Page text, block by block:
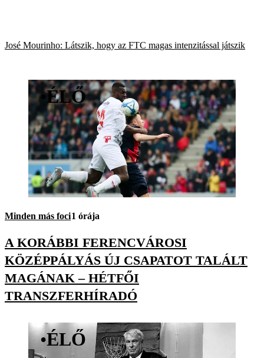
José Mourinho: Látszik, hogy az FTC magas intenzitással játszik
•ÉLŐ
Minden más foci1 órája
A KORÁBBI FERENCVÁROSI
KÖZÉPPÁLYÁS ÚJ CSAPATOT TALÁLT
MAGÁNAK – HÉTFŐI
TRANSZFERHÍRADÓ
•ÉLŐ